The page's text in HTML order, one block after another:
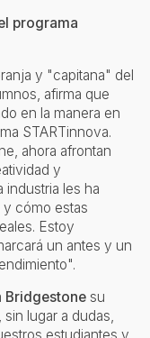
programa
y "capitana" del
afirma que
en la manera en
STARTinnova.
ahora afrontan
y
industria les ha
cómo estas
Estoy
un antes y un
Bridgestone su
lugar a dudas,